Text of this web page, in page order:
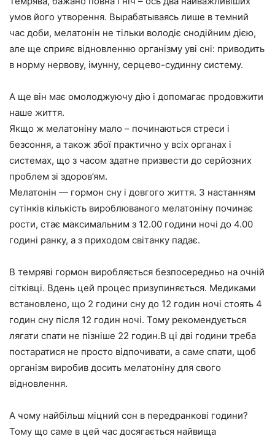
умов його утворення. Вырабатываясь лише в темний
час доби, мелатонін не тільки володіє снодійним дією,
але ще сприяє відновленню організму уві сні: приводить
в норму нервову, імунну, серцево-судинну систему.
А ще він має омолоджуючу дію і допомагає продовжити
наше життя.
Якщо ж мелатоніну мало – починаються стреси і
безсоння, а також збої практично у всіх органах і
системах, що з часом здатне призвести до серйозних
проблем зі здоров’ям.
Мелатонін — гормон сну і довгого життя. З настанням
сутінків кількість вироблюваного мелатоніну починає
рости, стає максимальним з 12.00 години ночі до 4.00
годині ранку, а з приходом світанку падає.
В темряві гормон виробляється безпосередньо на очній
сітківці. Вдень цей процес призупиняється. Медиками
встановлено, що 2 години сну до 12 годин ночі стоять 4
годин сну після 12 годин ночі. Тому рекомендується
лягати спати не пізніше 22 годин.В ці дві години треба
постаратися не просто відпочивати, а саме спати, щоб
організм виробив досить мелатоніну для свого
відновлення.
А чому найбільш міцний сон в передранкові години?
Тому що саме в цей час досягається найвища